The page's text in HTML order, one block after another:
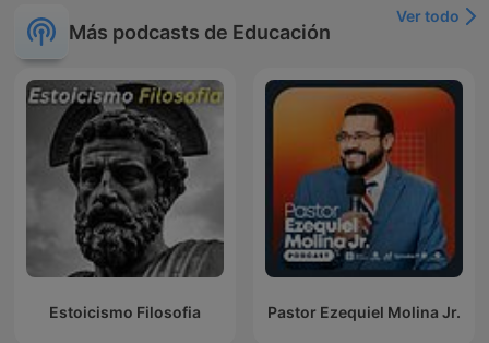
Más podcasts de Educación
Ver todo
Estoicismo Filosofia Pastor Ezequiel Molina Jr.